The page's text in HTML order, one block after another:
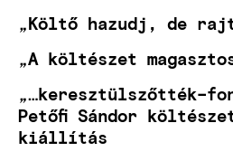
„Költő hazudj, de
„A költészet magasztos
Petőfi Sándor
kiállítás